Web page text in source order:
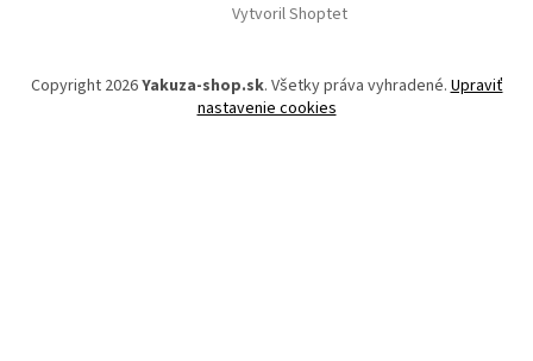
Vytvoril Shoptet
Copyright 2026Yakuza-shop.sk. Všetky práva vyhradené. Upraviť
nastavenie cookies